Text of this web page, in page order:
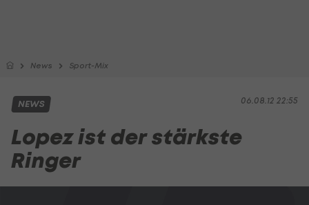
News Sport-Mix
06.08.12 22:55
NEWS
Lopez ist der stärkste
Ringer